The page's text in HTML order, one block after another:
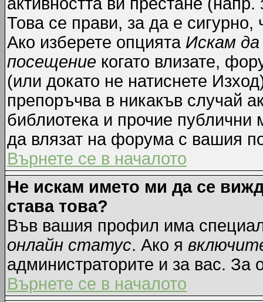
Това се прави, за да е
Ако изберете опцията Искам
посещение когато влизате,
(или докато не натиснете
препоръчва в никакъв случай
библиотека и прочие публични
да влязат на форума с вашия
Върнете се в началото
Не искам името ми да се
става това?
Във вашия профил има
онлайн статус. Ако я
администраторите и за вас. За
Върнете се в началото